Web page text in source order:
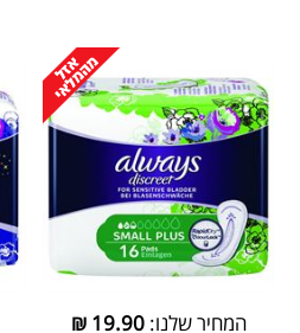
המחיר שלנו:19.90
₪